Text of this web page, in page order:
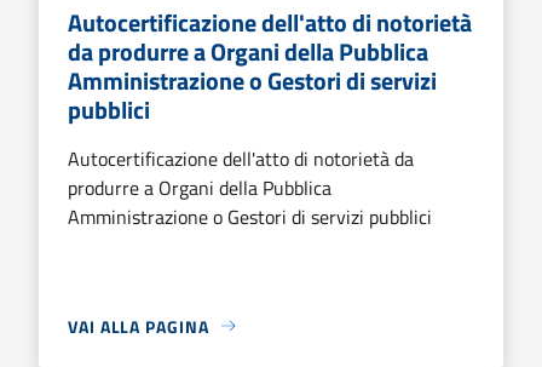
Autocertificazione dell'atto di notorietà
da produrre a Organi della Pubblica
Amministrazione o Gestori di servizi
pubblici
Autocertificazione dell'atto di notorietà da
produrre a Organi della Pubblica
Amministrazione o Gestori di servizi pubblici
VAI ALLA PAGINA